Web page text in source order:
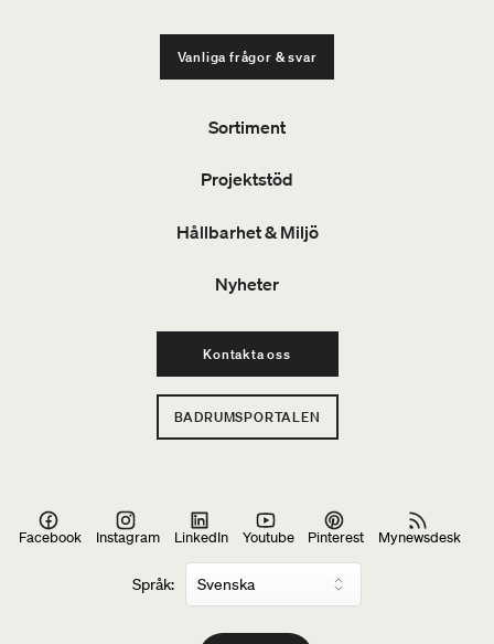
Vanliga frågor & svar
Sortiment
Projektstöd
Hållbarhet & Miljö
Nyheter
Kontakta oss
BADRUMSPORTALEN
Språk:
Facebook Instagram LinkedIn Youtube Pinterest Mynewsdesk